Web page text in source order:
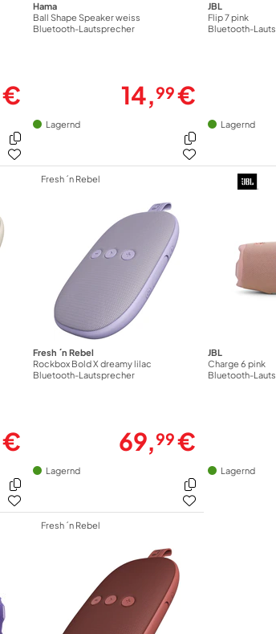
€
Hama
Ball Shape Speaker weiss
Bluetooth-Lautsprecher
14,99€
Lagernd
JBL
Flip 7 pink
Bluetooth-
Lagernd
€
Fresh ´n Rebel
Fresh ´n Rebel
Rockbox Bold X dreamy lilac
Bluetooth-Lautsprecher
69,99€
Lagernd
JBL
Charge 6 pink
Bluetooth-
Lagernd
Fresh ´n Rebel